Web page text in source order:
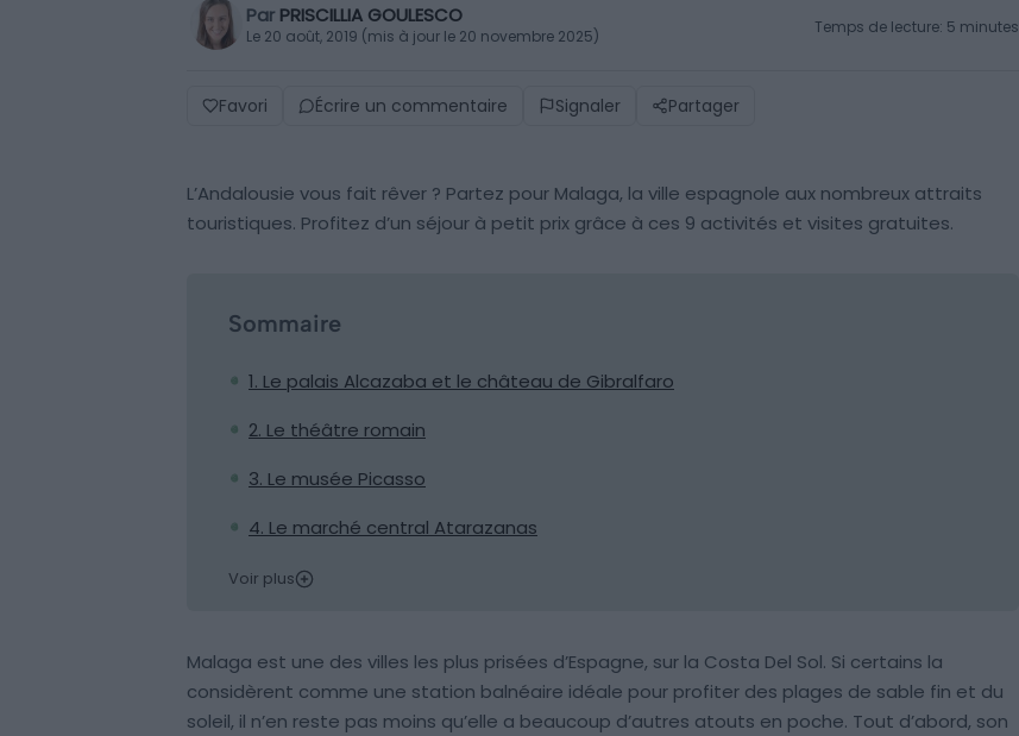
Par PRISCILLIA GOULESCO
Le 20 août, 2019 (mis à jour le 20 novembre 2025) Temps de lecture: 5 minutes
Favori Écrire un commentaire Signaler Partager
L’Andalousie vous fait rêver ? Partez pour Malaga, la ville espagnole aux nombreux attraits
touristiques. Profitez d’un séjour à petit prix grâce à ces 9 activités et visites gratuites.
Sommaire
1. Le palais Alcazaba et le château de Gibralfaro
2. Le théâtre romain
3. Le musée Picasso
4. Le marché central Atarazanas
Voir plus
Malaga est une des villes les plus prisées d’Espagne, sur la Costa Del Sol. Si certains la
considèrent comme une station balnéaire idéale pour profiter des plages de sable fin et du
soleil, il n’en reste pas moins qu’elle a beaucoup d’autres atouts en poche. Tout d’abord, son